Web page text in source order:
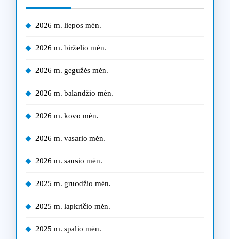
2026 m. liepos mėn.
2026 m. birželio mėn.
2026 m. gegužės mėn.
2026 m. balandžio mėn.
2026 m. kovo mėn.
2026 m. vasario mėn.
2026 m. sausio mėn.
2025 m. gruodžio mėn.
2025 m. lapkričio mėn.
2025 m. spalio mėn.